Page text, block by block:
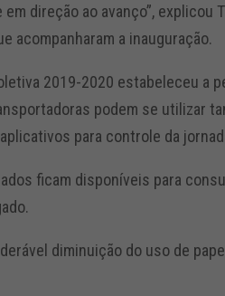
direção ao avanço”, explicou
acompanharam a inauguração.
2019-2020 estabeleceu a
podem se utilizar
para controle da
ficam disponíveis para
diminuição do uso de